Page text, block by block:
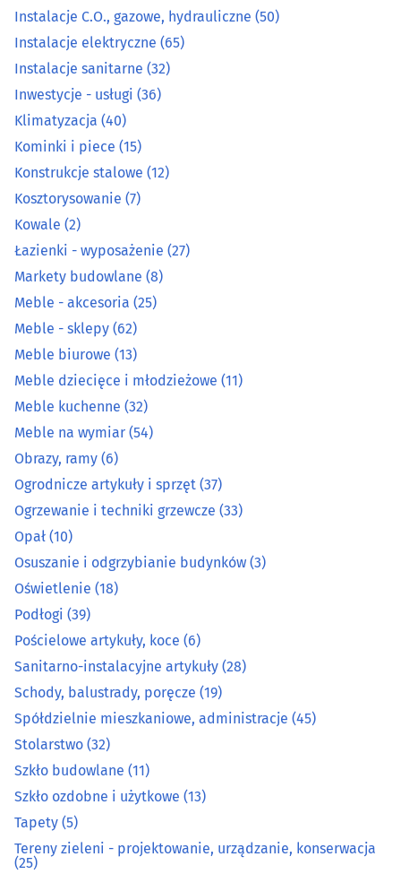
Instalacje C.O., gazowe, hydrauliczne
Instalacje elektryczne(65)
Instalacje sanitarne
Inwestycje - usługi(36)
Klimatyzacja
Kominki i piece(15)
Kosztorysowanie(7)
Kowale (2)
Łazienki - wyposażenie
Markety budowlane
Meble - akcesoria
Meble - sklepy(62)
Meble biurowe(13)
Meble dziecięce i młodzieżowe (11)
Meble kuchenne(32)
Meble na wymiar (54)
Obrazy, ramy
Ogrodnicze artykuły i sprzęt
Instalacje C.O., gazowe, hydrauliczne (50)
Instalacje elektryczne (65)
Instalacje sanitarne (32)
Inwestycje - usługi (36)
Klimatyzacja (40)
Kominki i piece (15)
Konstrukcje stalowe (12)
Kosztorysowanie (7)
Kowale (2)
Łazienki - wyposażenie (27)
Markety budowlane (8)
Meble - akcesoria (25)
Meble - sklepy (62)
Meble biurowe (13)
Meble dziecięce i młodzieżowe (11)
Meble kuchenne (32)
Meble na wymiar (54)
Obrazy, ramy (6)
Ogrodnicze artykuły i sprzęt (37)
Ogrzewanie i techniki grzewcze (33)
Opał (10)
Osuszanie i odgrzybianie budynków (3)
Oświetlenie (18)
Podłogi (39)
Pościelowe artykuły, koce (6)
Sanitarno-instalacyjne artykuły (28)
Schody, balustrady, poręcze (19)
Spółdzielnie mieszkaniowe, administracje (45)
Stolarstwo (32)
Szkło budowlane (11)
Szkło ozdobne i użytkowe (13)
Tapety (5)
Tereny zieleni - projektowanie, urządzanie, konserwacja
(25)